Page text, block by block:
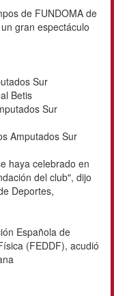
de FUNDOMA de
gran espectáculo
Sur
Betis
Sur
Amputados Sur
haya celebrado en
del club", dijo
Deportes,
Española de
(FEDDF), acudió